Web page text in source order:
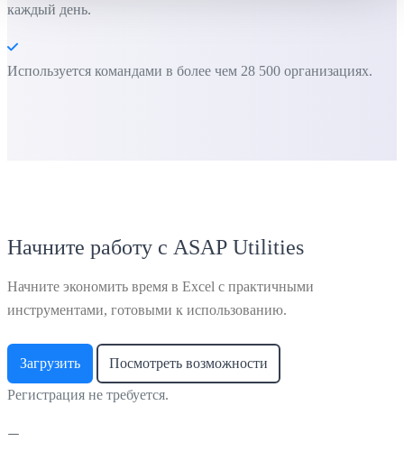
каждый день.
Используется командами в более чем 28 500 организациях.
Начните работу с ASAP Utilities
Начните экономить время в Excel с практичными
инструментами, готовыми к использованию.
Загрузить Посмотреть возможности
Регистрация не требуется.